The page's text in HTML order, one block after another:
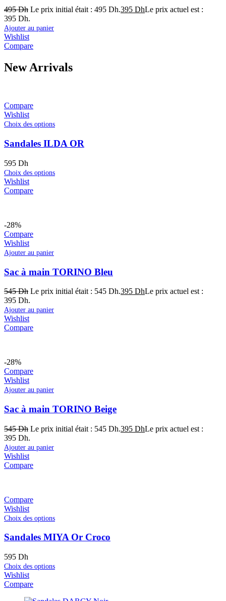
495Dh Le prix initial était : 495 Dh.395 DhLe prix actuel est :
395 Dh.
Ajouter au panier
Wishlist
Compare
New Arrivals
Compare
Wishlist
Choix des options
Sandales ILDA OR
595 Dh
Choix des options
Wishlist
Compare
-28%
Compare
Wishlist
Ajouter au panier
Sac à main TORINO Bleu
545Dh Le prix initial était : 545 Dh.395 DhLe prix actuel est :
395 Dh.
Ajouter au panier
Wishlist
Compare
-28%
Compare
Wishlist
Ajouter au panier
Sac à main TORINO Beige
545Dh Le prix initial était : 545 Dh.395 DhLe prix actuel est :
395 Dh.
Ajouter au panier
Wishlist
Compare
Compare
Wishlist
Choix des options
Sandales MIYA Or Croco
595 Dh
Choix des options
Wishlist
Compare